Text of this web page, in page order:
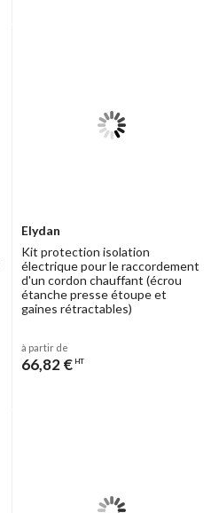
Elydan
Kit protection isolation
électrique pour le raccordement
d'un cordon chauffant (écrou
étanche presse étoupe et
gaines rétractables)
à partir de
66,82 € HT